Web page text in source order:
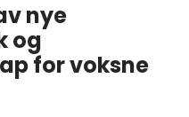
nye
og
for voksne